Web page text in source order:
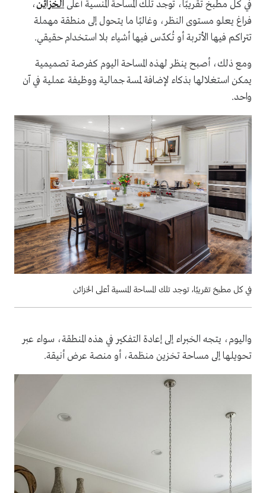
في كل مطبخ تقريبًا، توجد تلك المساحة المنسية أعلى الخزائن،
فراغ يعلو مستوى النظر، وغالبًا ما يتحول إلى منطقة مهملة
تتراكم فيها الأتربة أو تُكدّس فيها أشياء بلا استخدام حقيقي.
ومع ذلك، أصبح ينظر لهذه المساحة اليوم كفرصة تصميمية
يمكن استغلالها بذكاء لإضافة لمسة جمالية ووظيفة عملية في آن
واحد.
في كل مطبخ تقريبًا، توجد تلك المساحة المنسية أعلى الخزائن
واليوم، يتجه الخبراء إلى إعادة التفكير في هذه المنطقة، سواء عبر
تحويلها إلى مساحة تخزين منظمة، أو منصة عرض أنيقة.